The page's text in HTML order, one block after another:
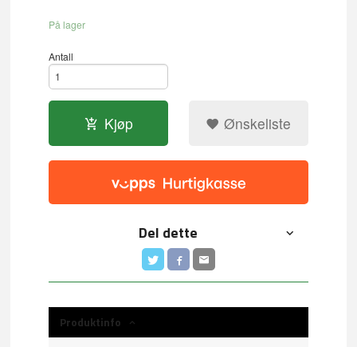
På lager
Antall
Kjøp Ønskeliste
Del dette
Produktinfo